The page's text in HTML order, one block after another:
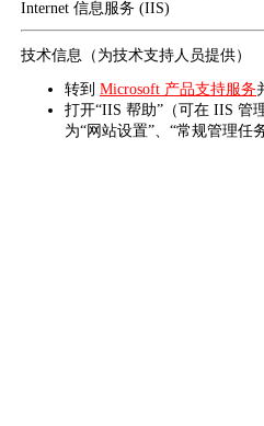
Internet 信息服务 (IIS)
技术信息（为技术支持人员提供）
转到 Microsoft 产品支持服务
打开“IIS 帮助”（可在 IIS 管
为“网站设置”、“常规管理任